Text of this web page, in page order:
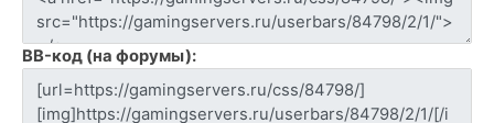
BB-код (на форумы):